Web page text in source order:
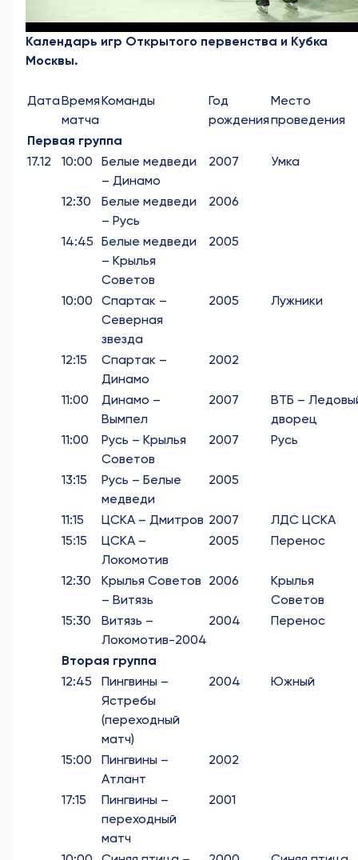
Календарь игр Открытого первенства и Кубка
Москвы.
ДатаВремя
матча
Команды
Год
рождения
Место
проведения
Первая группа
17.12
10:00
Белые медведи
– Динамо
2007 Умка
12:30
Белые медведи
– Русь
2006
14:45 Белые медведи
– Крылья
Советов
2005
10:00
Спартак –
Северная
звезда
2005 Лужники
12:15
Спартак –
Динамо
2002
11:00
Динамо –
Вымпел
2007
ВТБ –
дворец
11:00
Русь – Крылья
Советов
2007 Русь
13:15
Русь – Белые
медведи
2005
11:15 ЦСКА – Дмитров 2007
ЛДС ЦСКА
15:15
ЦСКА –
Локомотив
2005 Перенос
12:30
Крылья Советов
– Витязь
2006
Крылья
Советов
15:30
Витязь –
Локомотив-2004
2004 Перенос
Вторая группа
12:45
Пингвины –
Ястребы
(переходный
матч)
2004 Южный
15:00
Пингвины –
Атлант
2002
17:15
Пингвины –
переходный
матч
2001